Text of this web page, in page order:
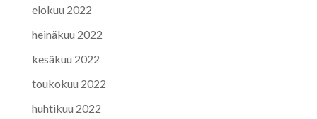
elokuu 2022
heinäkuu 2022
kesäkuu 2022
toukokuu 2022
huhtikuu 2022